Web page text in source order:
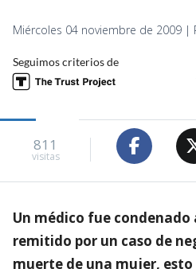
Miércoles 04 noviembre de 2009 |
Seguimos criterios de
811
visitas
Un médico fue condenado
remitido por un caso de
muerte de una mujer, esto